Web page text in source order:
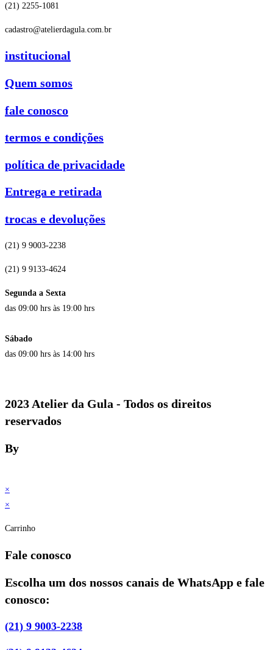
(21) 2255-1081
cadastro@atelierdagula.com.br
institucional
Quem somos
fale conosco
termos e condições
política de privacidade
Entrega e retirada
trocas e devoluções
(21) 9 9003-2238
(21) 9 9133-4624
Segunda a Sexta
das 09:00 hrs às 19:00 hrs
Sábado
das 09:00 hrs às 14:00 hrs
2023 Atelier da Gula - Todos os direitos
reservados
By
×
×
Carrinho
Fale conosco
Escolha um dos nossos canais de WhatsApp e fale
conosco:
(21) 9 9003-2238